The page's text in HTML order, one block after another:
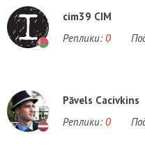
cim39 CIM
Реплики: 0
Pāvels Cacivkins
Реплики: 0